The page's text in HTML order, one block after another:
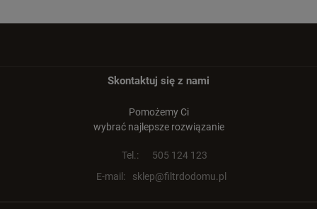
Skontaktuj się z nami
Pomożemy Ci
wybrać najlepsze rozwiązanie
Tel.:
505 124 123
E-mail:
sklep@filtrdodomu.pl